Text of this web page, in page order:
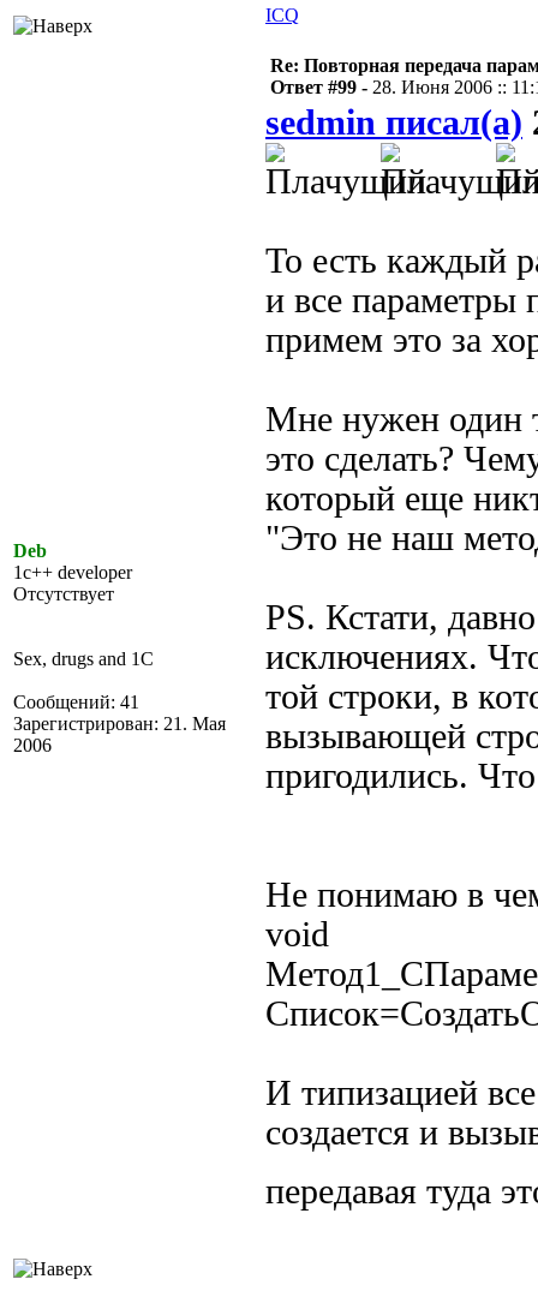
ICQ
Deb
1c++ developer
Отсутствует
Sex, drugs and 1C
Сообщений: 41
Зарегистрирован: 21. Мая
2006
Re: Повторная передача
Ответ #99 - 28. Июня 2006 ::
sedmin писал(а)
То есть каждый
и все параметры
примем это за
Мне нужен один
это сделать?
который еще
"Это не наш
PS. Кстати,
исключениях.
той строки, в
вызывающей
пригодились.
Не понимаю в
void
И типизацией
создается и
передавая туда